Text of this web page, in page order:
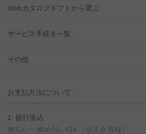
Webカタログギフトから選ぶ
サービス手続き一覧
その他
お支払方法について
1. 銀行振込
後払い・締め払いOK（法人会員様）